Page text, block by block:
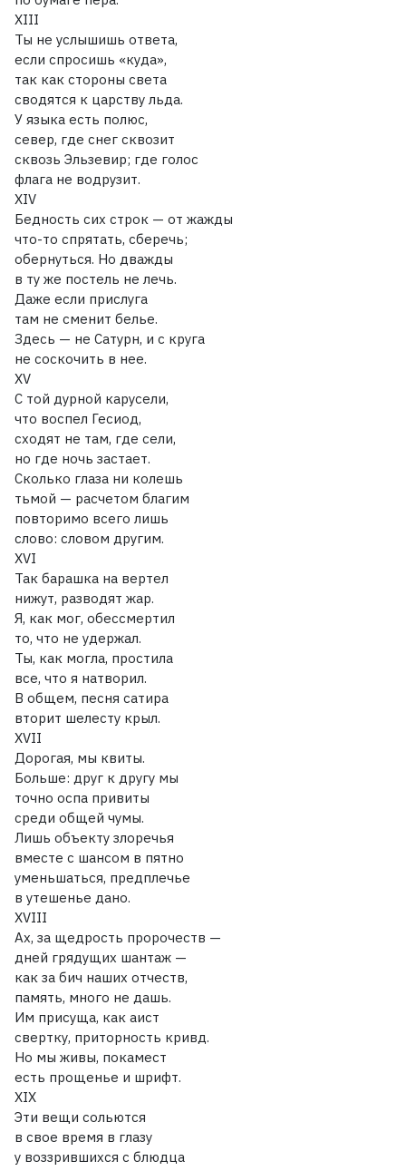
XIII
Ты не услышишь ответа,
если спросишь «куда»,
так как стороны света
сводятся к царству льда.
У языка есть полюс,
север, где снег сквозит
сквозь Эльзевир; где голос
флага не водрузит.
XIV
Бедность сих строк — от жажды
что-то спрятать, сберечь;
обернуться. Но дважды
в ту же постель не лечь.
Даже если прислуга
там не сменит белье.
Здесь — не Сатурн, и с круга
не соскочить в нее.
XV
С той дурной карусели,
что воспел Гесиод,
сходят не там, где сели,
но где ночь застает.
Сколько глаза ни колешь
тьмой — расчетом благим
повторимо всего лишь
слово: словом другим.
XVI
Так барашка на вертел
нижут, разводят жар.
Я, как мог, обессмертил
то, что не удержал.
Ты, как могла, простила
все, что я натворил.
В общем, песня сатира
вторит шелесту крыл.
XVII
Дорогая, мы квиты.
Больше: друг к другу мы
точно оспа привиты
среди общей чумы.
Лишь объекту злоречья
вместе с шансом в пятно
уменьшаться, предплечье
в утешенье дано.
XVIII
Ах, за щедрость пророчеств —
дней грядущих шантаж —
как за бич наших отчеств,
память, много не дашь.
Им присуща, как аист
свертку, приторность кривд.
Но мы живы, покамест
есть прощенье и шрифт.
XIX
Эти вещи сольются
в свое время в глазу
у воззрившихся с блюдца